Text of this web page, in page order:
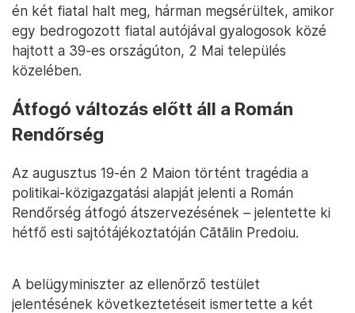
én két fiatal halt meg, hárman megsérültek, amikor
egy bedrogozott fiatal autójával gyalogosok közé
hajtott a 39-es országúton, 2 Mai település
közelében.
Átfogó változás előtt áll a Román
Rendőrség
Az augusztus 19-én 2 Maion történt tragédia a
politikai-közigazgatási alapját jelenti a Román
Rendőrség átfogó átszervezésének – jelentette ki
hétfő esti sajtótájékoztatóján Cătălin Predoiu.
A belügyminiszter az ellenőrző testület
jelentésének következtetéseit ismertette a két